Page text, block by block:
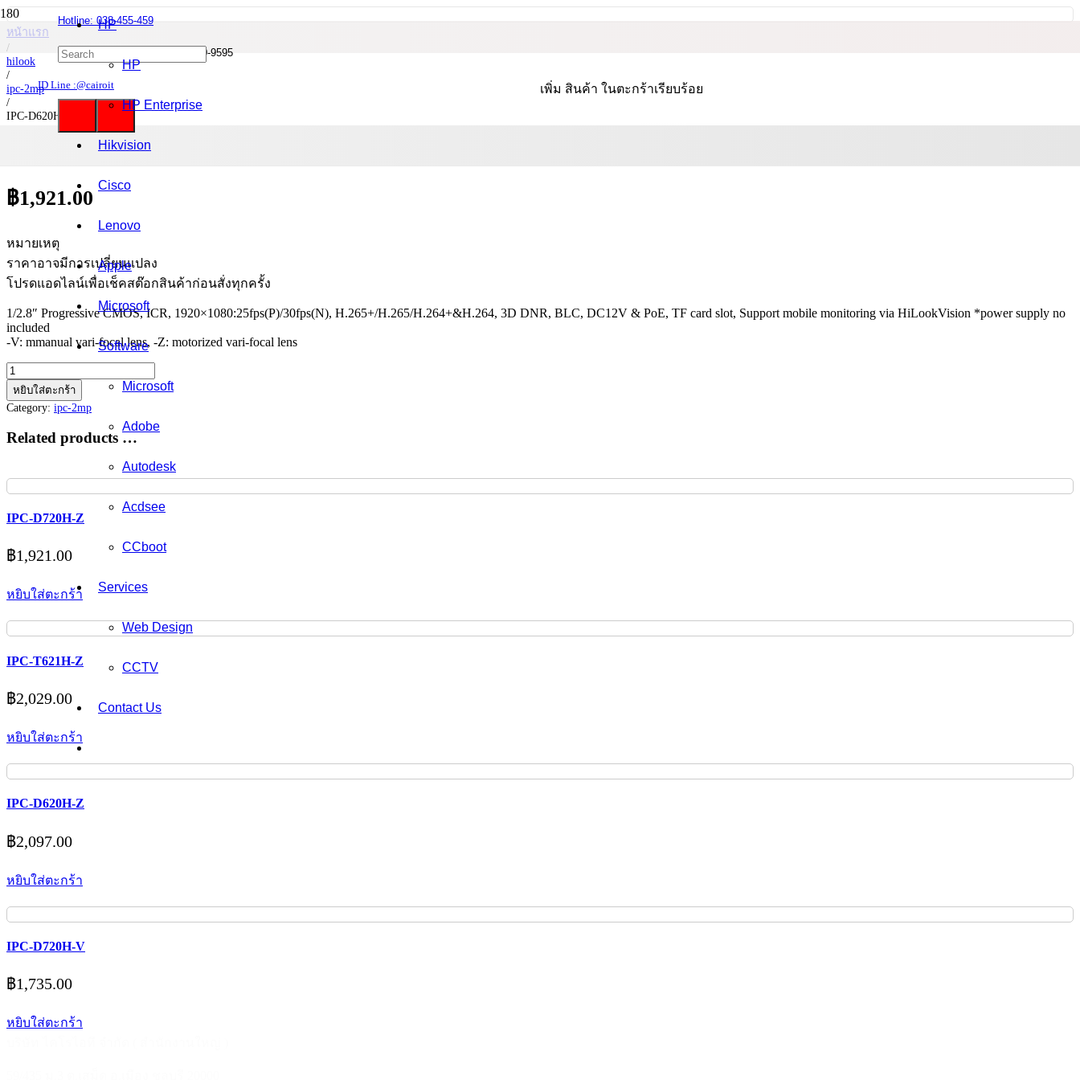
Hotline: 038-455-459
Mobile : 085-0844-555 / 090-980-9595
ID Line :@cairoit เพิ่ม สินค้า ในตะกร้าเรียบร้อย
HP
HP
HP Enterprise
Hikvision
Cisco
Lenovo
Apple
Microsoft
Software
Microsoft
Adobe
Autodesk
Acdsee
CCboot
Services
Web Design
CCTV
Contact Us
หน้าแรก
/
hilook
/
ipc-2mp
/
IPC-D620H-V
IPC-D620H-V
฿1,921.00
หมายเหตุ
ราคาอาจมีการเปลี่ยนแปลง
โปรดแอดไลน์เพื่อเช็คสต๊อกสินค้าก่อนสั่งทุกครั้ง
1/2.8″ Progressive CMOS, ICR, 1920×1080:25fps(P)/30fps(N), H.265+/H.265/H.264+&H.264, 3D DNR, BLC, DC12V & PoE, TF card slot, Support mobile monitoring via HiLookVision *power supply no
included
-V: mmanual vari-focal lens, -Z: motorized vari-focal lens
จำนวน
IPC-
D620H-
ชิ้น
หยิบใส่ตะกร้า
Category: ipc-2mp
Related products …
IPC-D720H-Z
฿1,921.00
หยิบใส่ตะกร้า
IPC-T621H-Z
฿2,029.00
หยิบใส่ตะกร้า
IPC-D620H-Z
฿2,097.00
หยิบใส่ตะกร้า
IPC-D720H-V
฿1,735.00
หยิบใส่ตะกร้า